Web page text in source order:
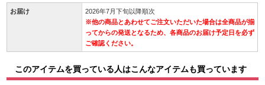
お届け
2026年7月下旬以降順次
※他の商品とあわせてご注文いただいた場合は全商品が揃
ってからの発送となるため、各商品のお届け予定日を必ず
ご確認ください。
このアイテムを買っている人はこんなアイテムも買っています